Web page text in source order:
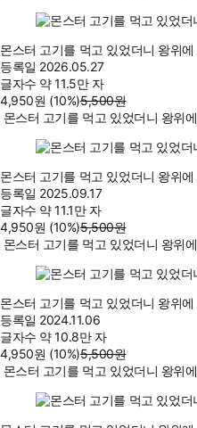
몬스터 고기를 먹고 있었더니 왕위
등록일 2026.05.27
글자수 약 11.5만 자
4,950원 (10%)5,500원
몬스터 고기를 먹고 있었더니 왕위
몬스터 고기를 먹고 있었더니 왕위
등록일 2025.09.17
글자수 약 11.1만 자
4,950원 (10%)5,500원
몬스터 고기를 먹고 있었더니 왕위
몬스터 고기를 먹고 있었더니 왕위
등록일 2024.11.06
글자수 약 10.8만 자
4,950원 (10%)5,500원
몬스터 고기를 먹고 있었더니 왕위